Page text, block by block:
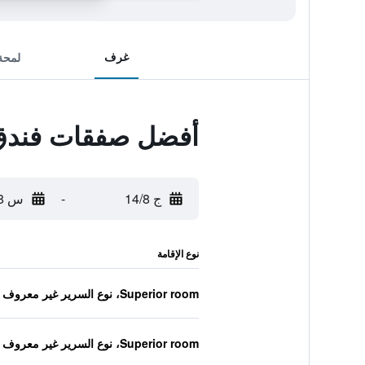
غرف
أفضل صفقات فندق
ج 14/8 - س 15/8
نوع الإقامة
Superior room، نوع السرير غير معروف
Superior room، نوع السرير غير معروف